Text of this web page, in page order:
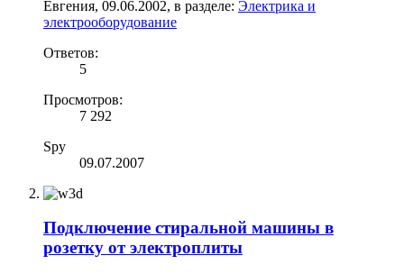
Евгения, 09.06.2002, в разделе: Электрика и
электрооборудование
Ответов:
5
Просмотров:
7 292
Spy
09.07.2007
Подключение стиральной машины в
розетку от электроплиты